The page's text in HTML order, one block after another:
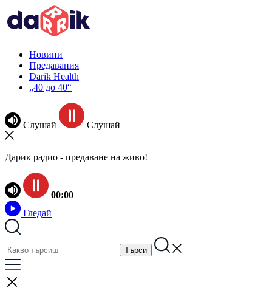
Новини
Предавания
Darik Health
„40 до 40“
Слушай Слушай
Дарик радио - предаване на живо!
00:00
Гледай